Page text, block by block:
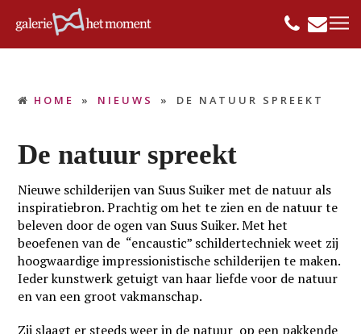
HOME » NIEUWS » DE NATUUR SPREEKT
De natuur spreekt
Nieuwe schilderijen van Suus Suiker met de natuur als
inspiratiebron. Prachtig om het te zien en de natuur te
beleven door de ogen van Suus Suiker. Met het
beoefenen van de “encaustic” schildertechniek weet zij
hoogwaardige impressionistische schilderijen te maken.
Ieder kunstwerk getuigt van haar liefde voor de natuur
en van een groot vakmanschap.
Zij slaagt er steeds weer in de natuur op een pakkende